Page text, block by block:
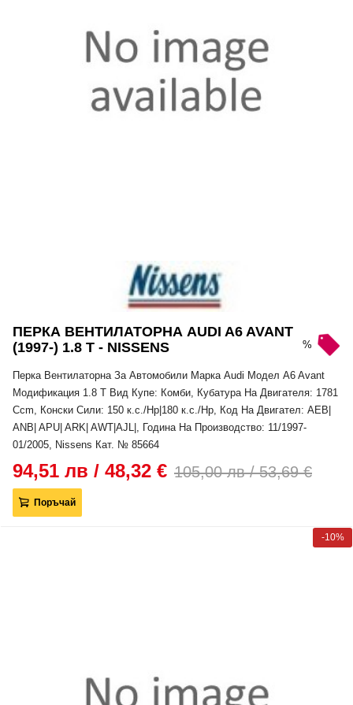
ПЕРКА ВЕНТИЛАТОРНА AUDI A6 AVANT
(1997-) 1.8 T - NISSENS
Перка Вентилаторна За Автомобили Марка Audi Модел A6 Avant
Модификация 1.8 T Вид Купе: Комби, Кубатура На Двигателя: 1781
Ccm, Конски Сили: 150 к.с./Hp|180 к.с./Hp, Код На Двигател: AEB|
ANB| APU| ARK| AWT|AJL|, Година На Производство: 11/1997-
01/2005, Nissens Кат. № 85664
94,51 лв / 48,32 € 105,00 лв / 53,69 €
%
Поръчай
-10%